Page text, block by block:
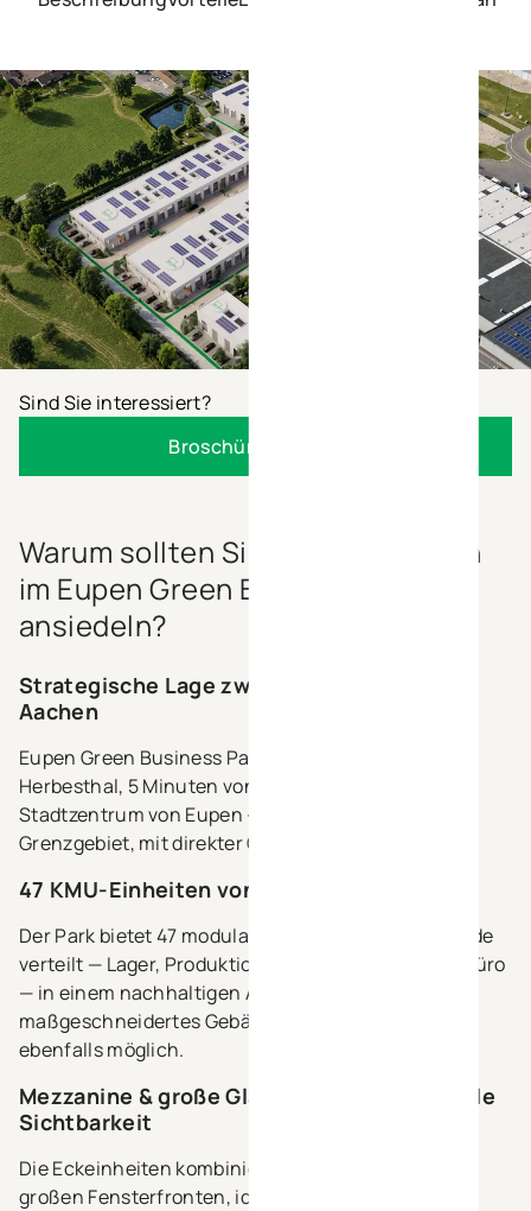
Sind Sie interessiert?
Broschüre anfordern
Warum sollten Sie Ihre Aktivitäten
im Eupen Green Business Park
ansiedeln?
Strategische Lage zwischen Lüttich und
Aachen
Eupen Green Business Park liegt entlang der Rue
Herbesthal, 5 Minuten von der E40 und dem
Stadtzentrum von Eupen — in einem dynamischen
Grenzgebiet, mit direkter ÖPNV-Anbindung.
47 KMU-Einheiten von 137 m² bis 470 m²
Der Park bietet 47 modulare Einheiten auf 4 Gebäude
verteilt — Lager, Produktion, B2B-Showroom oder Büro
— in einem nachhaltigen Arbeitsumfeld. Ein
maßgeschneidertes Gebäude bis zu 1.448 m² ist
ebenfalls möglich.
Mezzanine & große Glasflächen für maximale
Sichtbarkeit
Die Eckeinheiten kombinieren eine Mezzanine mit
großen Fensterfronten, ideal für einen attraktiven